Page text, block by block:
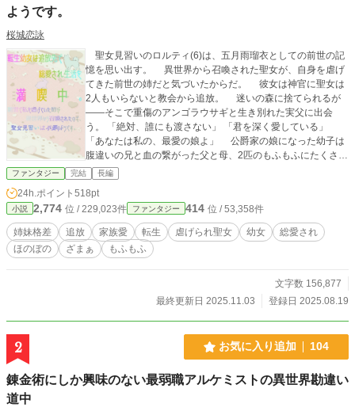
ようです。
桜城恋詠
聖女見習いのロルティ(6)は、五月雨瑠衣としての前世の記
憶を思い出す。 異世界から召喚された聖女が、自身を虐げ
てきた前世の姉だと気づいたからだ。 彼女は神官に聖女は
2人もいらないと教会から追放。 迷いの森に捨てられるが
――そこで重傷のアンゴラウサギと生き別れた実父に出会
う。 「絶対、誰にも渡さない」 「君を深く愛している」
「あなたは私の、最愛の娘よ」 公爵家の娘になった幼子は
腹違いの兄と血の繋がった父と母、2匹のもふもふにたくさん
の愛を注がれて暮らす。 そんな中、養父や前世の姉から命
を奪われそうになって……？ 命乞いをしたって、もう遅
い。 あなたたちは絶対に、許さないんだから！ ☆ ☆ ☆
★ベリーズカフェ（別タイトル）・小説家になろう（同タイ
トル）掲載した作品を加筆修正したものになります。 こちら
はトゥルーエンドとなり、内容が異なります。 ※9/28 誤字
修正
ファンタジー 完結 長編
24h.ポイント 518pt
小説 2,774 位 / 229,023件 ファンタジー 414 位 / 53,358件
姉妹格差 追放 家族愛 転生 虐げられ聖女 幼女
総愛され
ほのぼの
ざまぁ もふもふ
文字数 156,877
最終更新日 2025.11.03
登録日 2025.08.19
2 お気に入り追加 104
錬金術にしか興味のない最弱職アルケミストの異世界勘違い
道中